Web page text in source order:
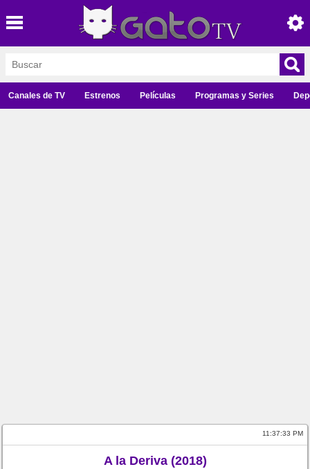
Canales de TV Estrenos Películas Programas y Series
11:37:33 PM
A la Deriva (2018)